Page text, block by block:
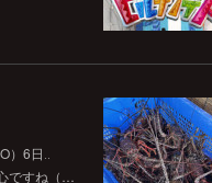
6日‥
ですね（…